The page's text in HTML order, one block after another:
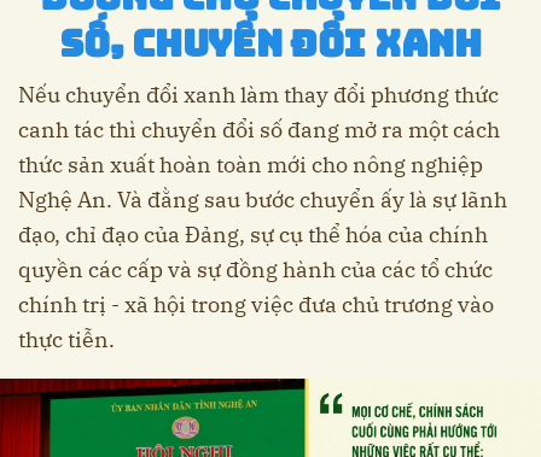
số, chuyển đổi xanh
Nếu chuyển đổi xanh làm thay đổi phương thức
canh tác thì chuyển đổi số đang mở ra một cách
thức sản xuất hoàn toàn mới cho nông nghiệp
Nghệ An. Và đằng sau bước chuyển ấy là sự lãnh
đạo, chỉ đạo của Đảng, sự cụ thể hóa của chính
quyền các cấp và sự đồng hành của các tổ chức
chính trị - xã hội trong việc đưa chủ trương vào
thực tiễn.